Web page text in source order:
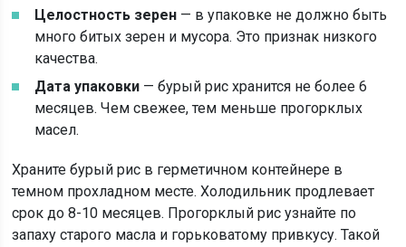
Целостность зерен — в упаковке не должно быть
много битых зерен и мусора. Это признак низкого
качества.
Дата упаковки — бурый рис хранится не более 6
месяцев. Чем свежее, тем меньше прогорклых
масел.
Храните бурый рис в герметичном контейнере в
темном прохладном месте. Холодильник продлевает
срок до 8-10 месяцев. Прогорклый рис узнайте по
запаху старого масла и горьковатому привкусу. Такой